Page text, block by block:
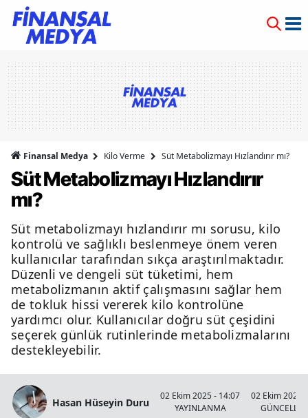
Finansal Medya Kilo Verme Süt Metabolizmayı Hızlandırır mı?
Süt Metabolizmayı Hızlandırır
mı?
Süt metabolizmayı hızlandırır mı sorusu, kilo
kontrolü ve sağlıklı beslenmeye önem veren
kullanıcılar tarafından sıkça araştırılmaktadır.
Düzenli ve dengeli süt tüketimi, hem
metabolizmanın aktif çalışmasını sağlar hem
de tokluk hissi vererek kilo kontrolüne
yardımcı olur. Kullanıcılar doğru süt çeşidini
seçerek günlük rutinlerinde metabolizmalarını
destekleyebilir.
Hasan Hüseyin Duru
02 Ekim 2025 - 14:07
YAYINLANMA
02 Ekim 2025